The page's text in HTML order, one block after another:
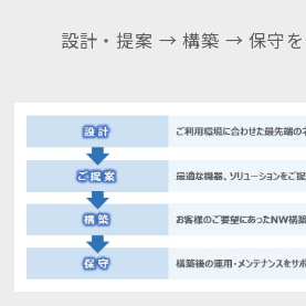
設計・提案 → 構築 → 保守を